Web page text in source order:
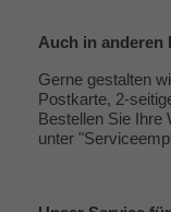
Auch in anderen
Gerne gestalten
Postkarte, 2-
Bestellen Sie Ihre
unter "